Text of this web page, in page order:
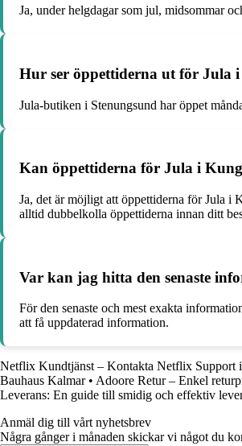
Ja, under helgdagar som jul, midsommar
Hur ser öppettiderna ut för Jula i
Jula-butiken i Stenungsund har öppet
Kan öppettiderna för Jula i
Ja, det är möjligt att öppettiderna för Jula i
alltid dubbelkolla öppettiderna innan ditt
Var kan jag hitta den senaste
För den senaste och mest exakta
att få uppdaterad information.
Netflix Kundtjänst – Kontakta Netflix Support
Bauhaus Kalmar• Adoore Retur – Enkel
Leverans: En guide till smidig och effektiv
Anmäl dig till vårt nyhetsbrev
Några gånger i månaden skickar vi något du